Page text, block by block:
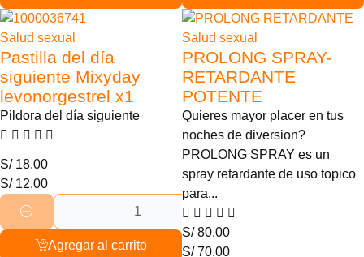
33% Descuento
Salud sexual
Pastilla del día
siguiente Mixyday
levonorgestrel x1
Pildora del día siguiente
S/18.00
S/12.00
Agregar al carrito
Agotado
Salud sexual
PROLONG SPRAY-
RETARDANTE
POTENTE
Quieres mayor placer en tus
noches de diversion?
PROLONG SPRAY es un
spray retardante de uso topico
para...
S/80.00
S/70.00